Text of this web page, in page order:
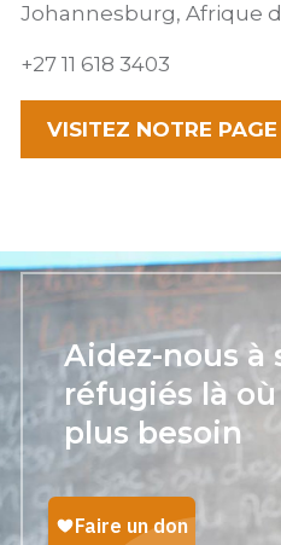
Johannesburg, Afrique
+27 11 618 3403
VISITEZ NOTRE
Aidez-nous à
réfugiés là
plus besoin